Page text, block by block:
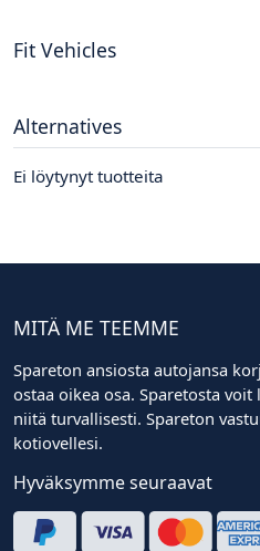
Fit Vehicles
Alternatives
Ei löytynyt tuotteita
MITÄ ME TEEMME
Spareton ansiosta autojansa
ostaa oikea osa. Sparetosta
niitä turvallisesti. Spareton
kotiovellesi.
Hyväksymme seuraavat